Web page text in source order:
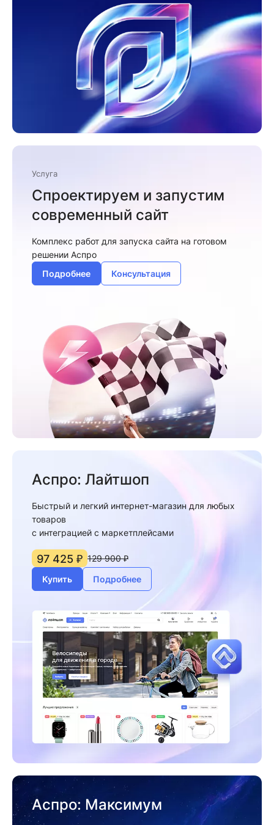
Услуга
Спроектируем и запустим
современный сайт
Комплекс работ для запуска сайта на готовом
решении Аспро
Подробнее
Консультация
Аспро: Лайтшоп
Быстрый и легкий интернет-магазин для любых
товаров
c интеграцией с маркетплейсами
97 425 ₽ 129 900 ₽
Купить
Подробнее
Аспро: Максимум